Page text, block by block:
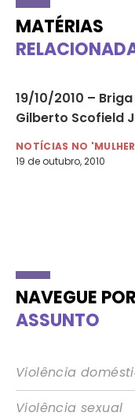
MATÉRIAS
19/10/2010 –
Gilberto Scofield
NOTÍCIAS NO
19 de outubro, 2010
NAVEGUE POR
ASSUNTO
Violência
Violência sexual